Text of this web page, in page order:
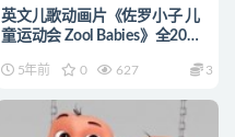
英文儿歌动画片《佐罗小子 儿
童运动会 Zool Babies》全20集
片佐罗小子下载
5年前 0 627 3